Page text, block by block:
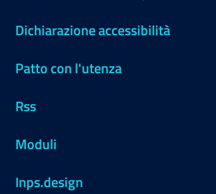
Dichiarazione accessibilità
Patto con l'utenza
Rss
Moduli
Inps.design